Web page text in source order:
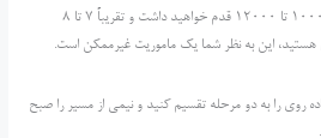
در طول یک ساعت پیاده روی سریع 10000 تا 12000 قدم خواهید داشت و تقریباً 7 تا 8
هستید، این به نظر شما یک ماموریت غیرممکن است.
روی را به دو مرحله تقسیم کنید و نیمی از مسیر را صبح